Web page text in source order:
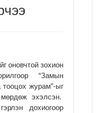
оновчтой зохион
“Замын
журам”-ыг
эхэлсэн.
дохиогоор